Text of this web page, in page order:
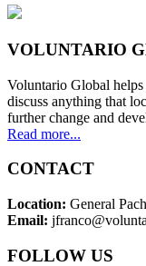
VOLUNTARIO
Voluntario Global
discuss anything that
further change and
Read more...
CONTACT
Location: General
Email:
FOLLOW US